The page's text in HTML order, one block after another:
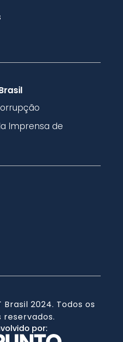
Imprensa de
2024. Todos os
reservados.
por: